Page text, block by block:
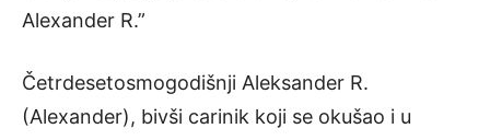
Alexander R.”
Četrdesetosmogodišnji Aleksander R.
(Alexander), bivši carinik koji se okušao i u